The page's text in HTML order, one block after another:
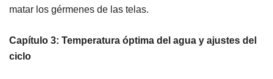
matar los gérmenes de las telas.
Capítulo 3: Temperatura óptima del agua y ajustes del
ciclo